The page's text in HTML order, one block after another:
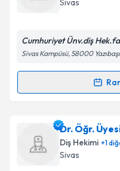
Kişisel
Metni'ni
Sivas
Cumhuriyet Ünv.diş
Sivas Kampüsü, 58000
Randevu
Dt. Ercan Cenk
oluşturun. Size bu
takvim
Dr. Öğr.
Diş Hekimi +1
Sivas